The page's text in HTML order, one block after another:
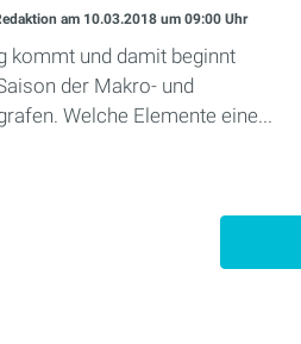
am 10.03.2018 um 09:00 Uhr
kommt und damit beginnt
der Makro- und
Welche Elemente eine...